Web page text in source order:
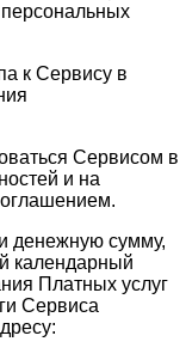
к Сервису в
Сервисом в
и на
денежную сумму,
календарный
Платных услуг
Сервиса